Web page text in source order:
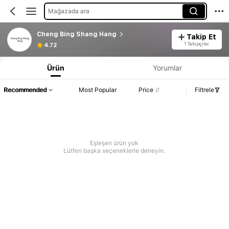
Mağazada ara
Cheng Bing Shang Hang
4.72
Takip Et
1 Takipçiler
Ürün Yorumlar
Recommended Most Popular Price Filtrele
Eşleşen ürün yok
Lütfen başka seçeneklerle deneyin.